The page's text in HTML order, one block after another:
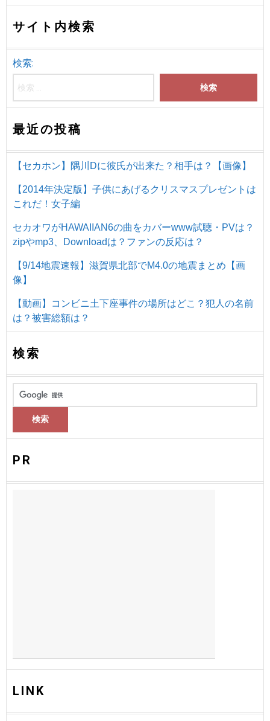
サイト内検索
検索:
最近の投稿
【セカホン】隅川Dに彼氏が出来た？相手は？【画像】
【2014年決定版】子供にあげるクリスマスプレゼントは
これだ！女子編
セカオワがHAWAIIAN6の曲をカバーwww試聴・PVは？
zipやmp3、Downloadは？ファンの反応は？
【9/14地震速報】滋賀県北部でM4.0の地震まとめ【画
像】
【動画】コンビニ土下座事件の場所はどこ？犯人の名前
は？被害総額は？
検索
PR
LINK